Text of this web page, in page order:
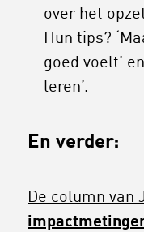
over het
Hun tips?
goed voelt’
leren’.
En verder:
De column van